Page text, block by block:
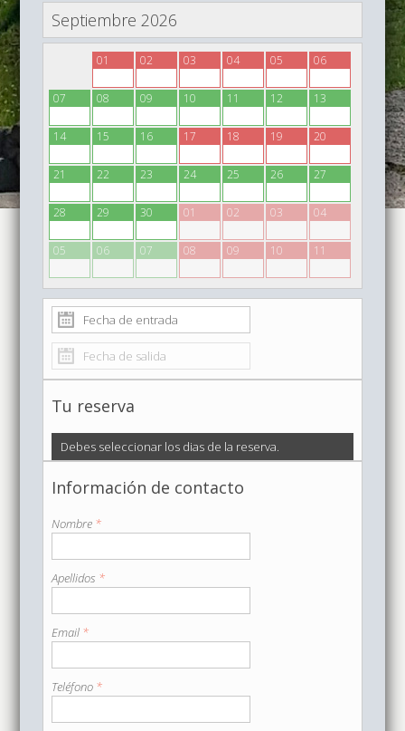
Septiembre 2026
01 02 03 04 05 06
07 08 09 10 11 12 13
14 15 16 17 18 19 20
21 22 23 24 25 26 27
28 29 30 01 02 03 04
05 06 07 08 09 10 11
Tu reserva
Debes seleccionar los dias de la reserva.
Información de contacto
Nombre *
Apellidos *
Email *
Teléfono *